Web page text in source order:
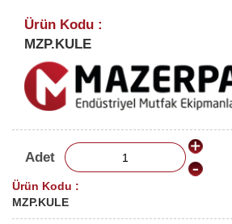
Ürün Kodu :
MZP.KULE
Adet
Ürün Kodu :
MZP.KULE